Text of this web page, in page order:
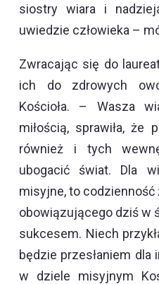
siostry wiara i
uwiedzie człowieka –
Zwracając się do
ich do zdrowych
Kościoła. – Wasza
miłością, sprawiła, że
również i tych
ubogacić świat. Dla
misyjne, to codzienność
obowiązującego dziś w
sukcesem. Niech
będzie przesłaniem
w dziele misyjnym